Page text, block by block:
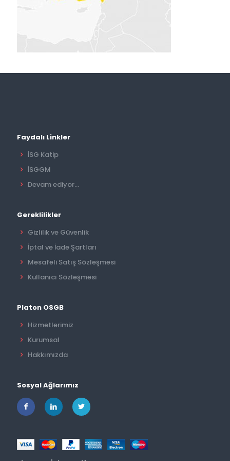
Faydalı Linkler
İSG Katip
İSGGM
Devam ediyor...
Gereklilikler
Gizlilik ve Güvenlik
İptal ve İade Şartları
Mesafeli Satış Sözleşmesi
Kullanıcı Sözleşmesi
Platon OSGB
Hizmetlerimiz
Kurumsal
Hakkımızda
Sosyal Ağlarımız